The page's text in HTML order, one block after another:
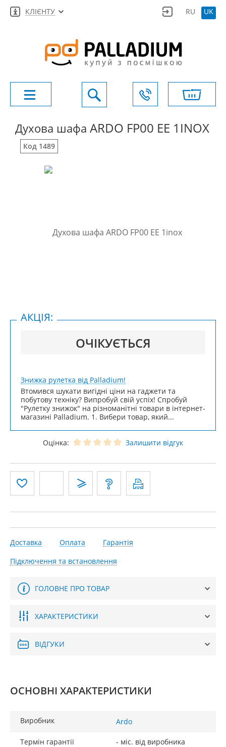
КЛІЄНТУ RU UK
Духова шафа ARDO FP00 EE 1INOX
Код 1489
ОЧІКУЄТЬСЯ
АКЦІЯ:
Знижка рулетка від Palladium!
Втомився шукати вигідні ціни на гаджети та
побутову техніку? Випробуй свій успіх! Спробуй
"Рулетку знижок" на різноманітні товари в інтернет-
магазині Palladium. 1. Вибери товар, який...
Оцінка: Залишити відгук
Доставка Оплата
Гарантія
Підключення та встановлення
ГОЛОВНЕ ПРО ТОВАР
ХАРАКТЕРИСТИКИ
ВІДГУКИ
ОСНОВНІ ХАРАКТЕРИСТИКИ
Виробник Ardo
Термін гарантії
- міс. від виробника